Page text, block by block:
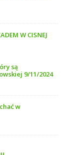
W CISNEJ
są
9/11/2024
w